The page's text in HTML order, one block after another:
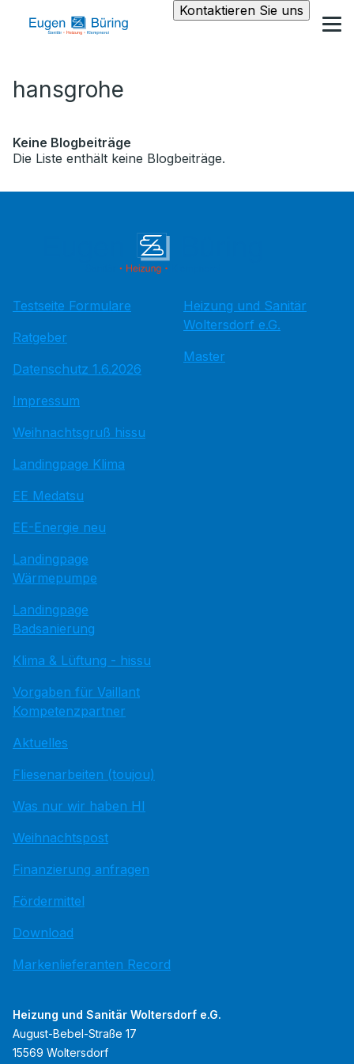
Kontaktieren Sie uns
hansgrohe
Keine Blogbeiträge
Die Liste enthält keine Blogbeiträge.
Testseite Formulare
Ratgeber
Datenschutz 1.6.2026
Impressum
Weihnachtsgruß hissu
Landingpage Klima
EE Medatsu
EE-Energie neu
Landingpage
Wärmepumpe
Landingpage
Badsanierung
Klima & Lüftung - hissu
Vorgaben für Vaillant
Kompetenzpartner
Aktuelles
Fliesenarbeiten (toujou)
Was nur wir haben HI
Weihnachtspost
Finanzierung anfragen
Fördermittel
Download
Markenlieferanten Record
Heizung und Sanitär
Woltersdorf e.G.
Master
Heizung und Sanitär Woltersdorf e.G.
August-Bebel-Straße 17
15569 Woltersdorf